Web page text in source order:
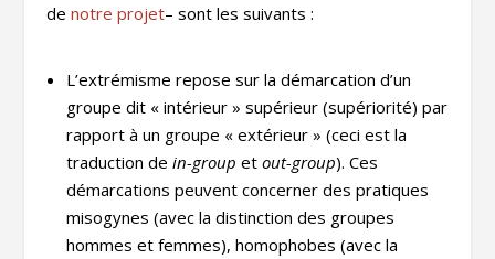
denotre projet– sont les suivants :
L’extrémisme repose sur la démarcation d’un
groupe dit « intérieur » supérieur (supériorité) par
rapport à un groupe « extérieur » (ceci est la
traduction de in-group et out-group). Ces
démarcations peuvent concerner des pratiques
misogynes (avec la distinction des groupes
hommes et femmes), homophobes (avec la